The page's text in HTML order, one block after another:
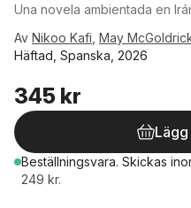
Una novela ambientada en
Av Nikoo Kafi May
Häftad, Spanska, 2026
345 kr
Beställningsvara. Skickas
249 kr.